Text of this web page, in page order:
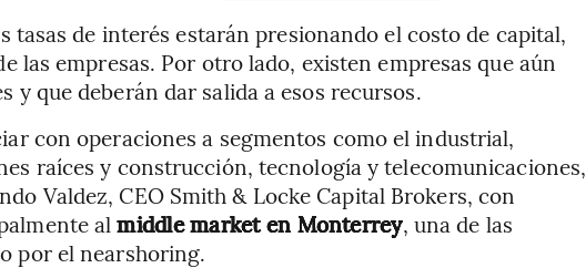
tasas de interés estarán presionando el costo de capital,
las empresas. Por otro lado, existen empresas que aún
y que deberán dar salida a esos recursos.
con operaciones a segmentos como el industrial,
raíces y construcción, tecnología y telecomunicaciones,
Valdez, CEO Smith & Locke Capital Brokers, con
al middle market en Monterrey, una de las
por el nearshoring.